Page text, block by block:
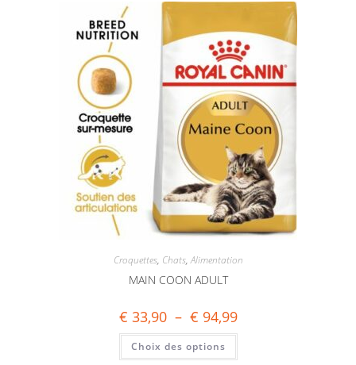
Croquettes, Chats,Alimentation
MAIN COON ADULT
€ 33,90 – € 94,99
Choix des options